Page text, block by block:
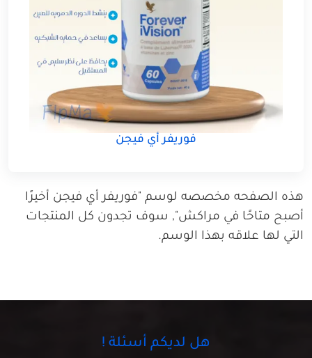
فوريفر أي فيجن
هذه الصفحه مخصصه لوسم "فوريفر أي فيجن أخيرًا
أصبح متاحًا في مراكش", سوف تجدون كل المنتجات
التي لها علاقه بهذا الوسم.
هل لديكم أسئلة !